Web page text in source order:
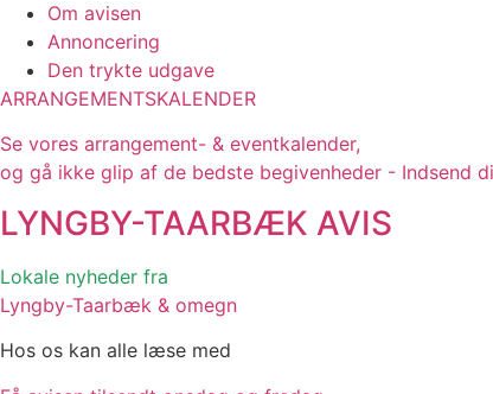
Om avisen
Annoncering
Den trykte udgave
ARRANGEMENTSKALENDER
Se vores arrangement- & eventkalender,
og gå ikke glip af de bedste begivenheder - Indsend
LYNGBY-TAARBÆK AVIS
Lokale nyheder fra
Lyngby-Taarbæk & omegn
Hos os kan alle læse med